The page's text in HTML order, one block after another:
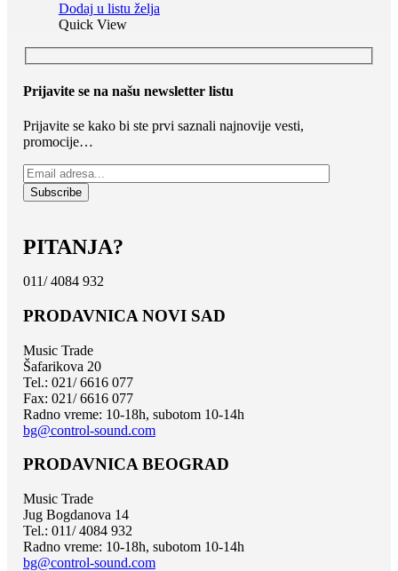
Dodaj u listu želja
Quick View
Prijavite se na našu newsletter listu
Prijavite se kako bi ste prvi saznali najnovije vesti,
promocije…
PITANJA?
011/ 4084 932
PRODAVNICA NOVI SAD
Music Trade
Šafarikova 20
Tel.: 021/ 6616 077
Fax: 021/ 6616 077
Radno vreme: 10-18h, subotom 10-14h
bg@control-sound.com
PRODAVNICA BEOGRAD
Music Trade
Jug Bogdanova 14
Tel.: 011/ 4084 932
Radno vreme: 10-18h, subotom 10-14h
bg@control-sound.com